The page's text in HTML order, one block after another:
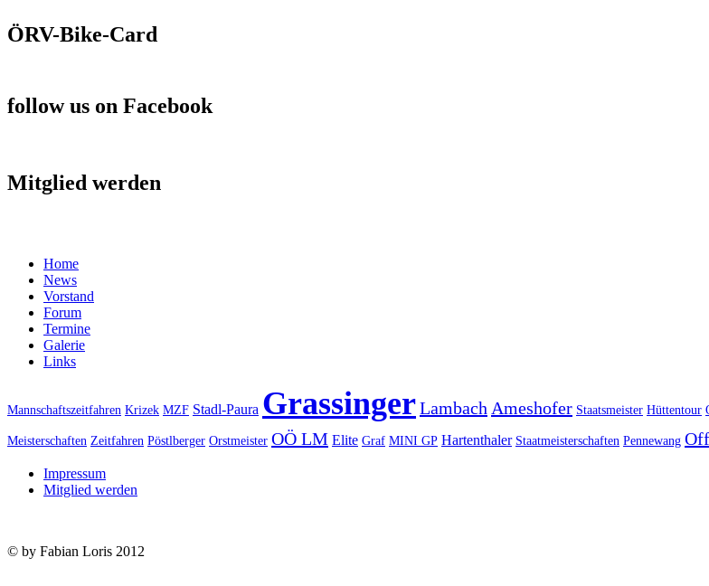
ÖRV-Bike-Card
follow us on Facebook
Mitglied werden
Home
News
Vorstand
Forum
Termine
Galerie
Links
Mannschaftszeitfahren Krizek MZF Stadl-Paura GrassingerLambach Ameshofer Staatsmeister Hüttentour
Meisterschaften Zeitfahren Pöstlberger Orstmeister OÖ LM Elite Graf MINI GP Hartenthaler Staatmeisterschaften Pennewang
Impressum
Mitglied werden
© by Fabian Loris 2012